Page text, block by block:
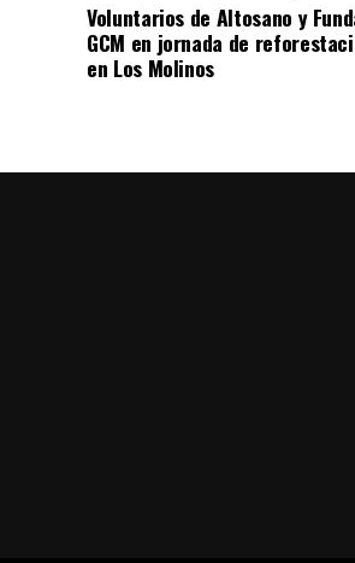
Voluntarios de Altosano y
GCM en jornada de
en Los Molinos